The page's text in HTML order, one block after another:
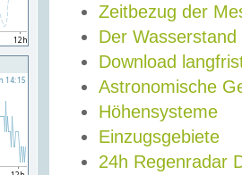
Zeitbezug der
Der Wasserstand
Download
Astronomische
Höhensysteme
Einzugsgebiete
24h Regenradar